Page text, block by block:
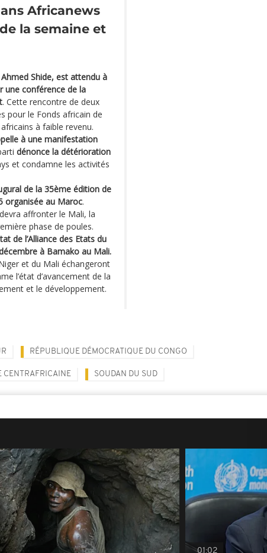
Africanews
la semaine et
Shide, est attendu à
une conférence de la
. Cette rencontre de deux
pour le Fonds africain de
à faible revenu.
à une manifestation
dénonce la détérioration
et condamne les activités
de la 35ème édition de
organisée au Maroc.
affronter le Mali, la
phase de poules.
de l’Alliance des Etats du
à Bamako au Mali.
et du Mali échangeront
l’état d’avancement de la
et le développement.
RÉPUBLIQUE DÉMOCRATIQUE DU CONGO
CENTRAFRICAINE SOUDAN DU SUD
01:02